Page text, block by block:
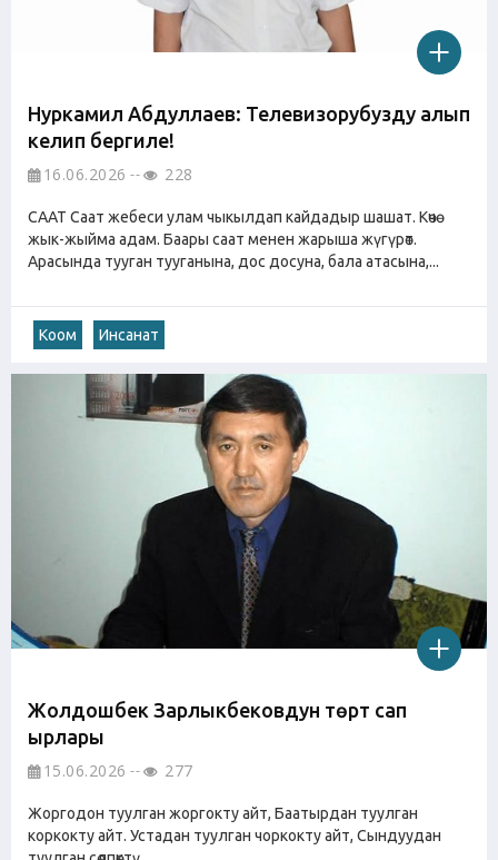
Нуркамил Абдуллаев: Телевизорубузду алып
келип бергиле!
16.06.2026 228
СААТ Саат жебеси улам чыкылдап кайдадыр шашат. Көчө
жык-жыйма адам. Баары саат менен жарыша жүгүрөт.
Арасында тууган тууганына, дос досуна, бала атасына,...
Коом Инсанат
Жолдошбек Зарлыкбековдун төрт сап
ырлары
15.06.2026 277
Жоргодон туулган жоргокту айт, Баатырдан туулган
коркокту айт. Устадан туулган чоркокту айт, Сындуудан